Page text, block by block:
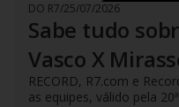
DO R7/25/07/2026
Sabe tudo
Vasco X
RECORD, R7.com e
as equipes, válido pela